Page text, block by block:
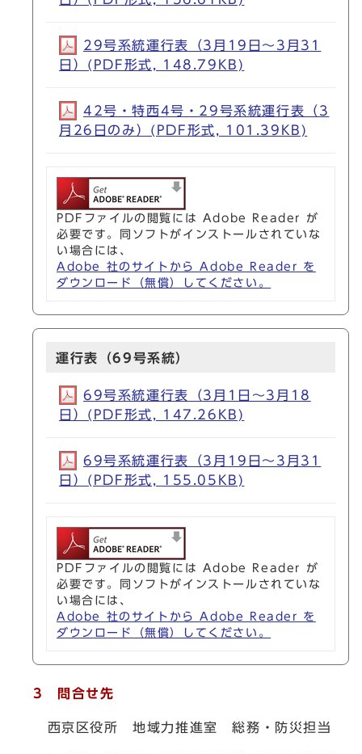
29号系統運行表（3月19日～3月31
日）(PDF形式, 148.79KB)
42号・特西4号・29号系統運行表（3
月26日のみ）(PDF形式, 101.39KB)
PDFファイルの閲覧には Adobe Reader が
必要です。同ソフトがインストールされていな
い場合には、
Adobe 社のサイトから Adobe Reader を
ダウンロード（無償）してください。
運行表（69号系統）
69号系統運行表（3月1日～3月18
日）(PDF形式, 147.26KB)
69号系統運行表（3月19日～3月31
日）(PDF形式, 155.05KB)
PDFファイルの閲覧には Adobe Reader が
必要です。同ソフトがインストールされていな
い場合には、
Adobe 社のサイトから Adobe Reader を
ダウンロード（無償）してください。
3 問合せ先
西京区役所 地域力推進室 総務・防災担当